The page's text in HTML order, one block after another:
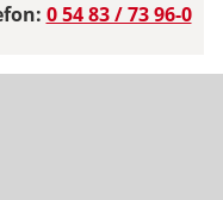
0 54 83 / 73 96-0